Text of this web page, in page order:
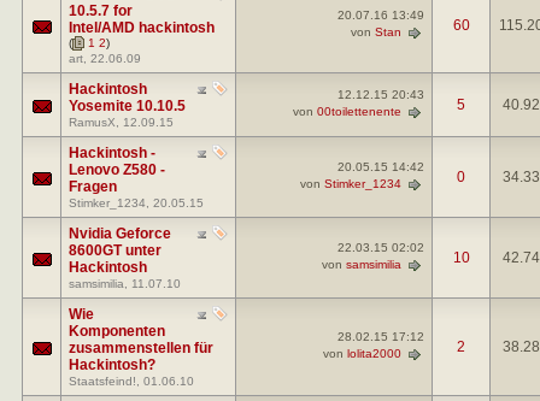
10.5.7 for
Intel/AMD hackintosh
( 1 2)
art , 22.06.09
20.07.16 13:49
von Stan 60
Hackintosh
Yosemite 10.10.5
RamusX , 12.09.15
12.12.15 20:43
von 00toilettenente 5
Hackintosh -
Lenovo Z580 -
Fragen
Stimker_1234 , 20.05.15
20.05.15 14:42
von Stimker_1234 0
Nvidia Geforce
8600GT unter
Hackintosh
samsimilia , 11.07.10
22.03.15 02:02
von samsimilia 10
Wie
Komponenten
zusammenstellen für
Hackintosh?
Staatsfeind! , 01.06.10
28.02.15 17:12
von lolita2000 2